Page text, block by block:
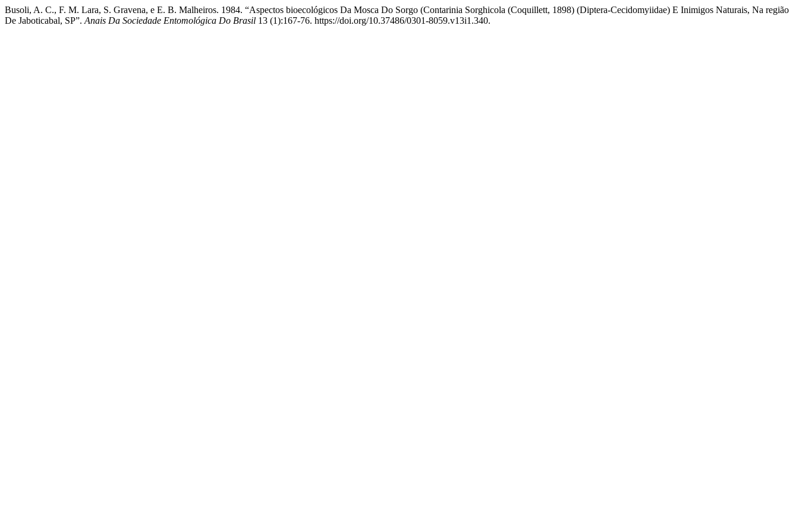
Busoli, A. C., F. M. Lara, S. Gravena, e E. B. Malheiros. 1984. “Aspectos bioecológicos Da Mosca Do Sorgo (Contarinia Sorghicola (Coquillett, 1898) (Diptera-Cecidomyiidae) E Inimigos Naturais, Na região
De Jaboticabal, SP”. Anais Da Sociedade Entomológica Do Brasil 13 (1):167-76. https://doi.org/10.37486/0301-8059.v13i1.340.